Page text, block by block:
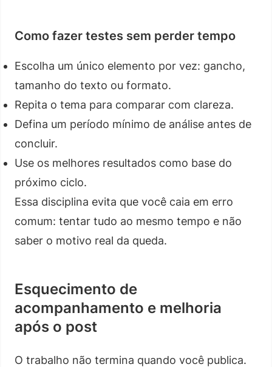
Como fazer testes sem perder tempo
Escolha um único elemento por vez: gancho,
tamanho do texto ou formato.
Repita o tema para comparar com clareza.
Defina um período mínimo de análise antes de
concluir.
Use os melhores resultados como base do
próximo ciclo.
Essa disciplina evita que você caia em erro
comum: tentar tudo ao mesmo tempo e não
saber o motivo real da queda.
Esquecimento de
acompanhamento e melhoria
após o post
O trabalho não termina quando você publica.